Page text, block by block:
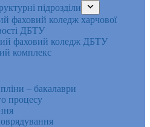
підрозділи
фаховий коледж харчової
ДБТУ
фаховий коледж ДБТУ
комплекс
– бакалаври
процесу